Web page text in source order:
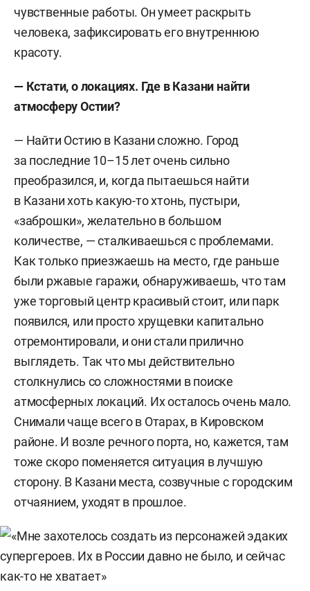
чувственные работы. Он умеет раскрыть
человека, зафиксировать его внутреннюю
красоту.
— Кстати, о локациях. Где в Казани найти
атмосферу Остии?
— Найти Остию в Казани сложно. Город
за последние 10–15 лет очень сильно
преобразился, и, когда пытаешься найти
в Казани хоть какую-то хтонь, пустыри,
«заброшки», желательно в большом
количестве, — сталкиваешься с проблемами.
Как только приезжаешь на место, где раньше
были ржавые гаражи, обнаруживаешь, что там
уже торговый центр красивый стоит, или парк
появился, или просто хрущевки капитально
отремонтировали, и они стали прилично
выглядеть. Так что мы действительно
столкнулись со сложностями в поиске
атмосферных локаций. Их осталось очень мало.
Снимали чаще всего в Отарах, в Кировском
районе. И возле речного порта, но, кажется, там
тоже скоро поменяется ситуация в лучшую
сторону. В Казани места, созвучные с городским
отчаянием, уходят в прошлое.